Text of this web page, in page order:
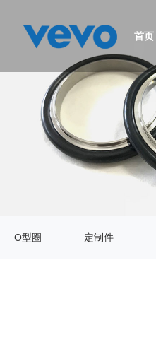
首页
O型圈 定制件